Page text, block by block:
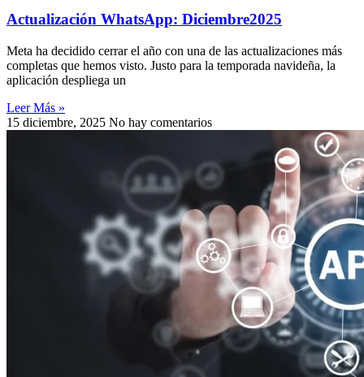
Actualización WhatsApp: Diciembre2025
Meta ha decidido cerrar el año con una de las actualizaciones más
completas que hemos visto. Justo para la temporada navideña, la
aplicación despliega un
Leer Más »
15 diciembre, 2025 No hay comentarios